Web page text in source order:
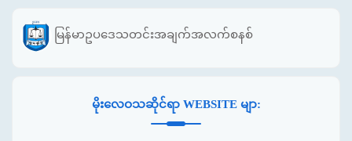
မြန်မာဥပဒေသတင်းအချက်အလက်စနစ်
မိုးလေဝသဆိုင်ရာ WEBSITE မျာ: